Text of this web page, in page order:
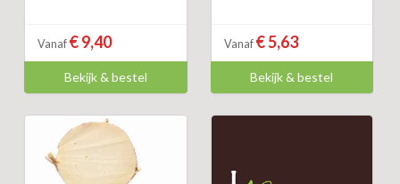
Vanaf € 9,40
Bekijk & bestel
Vanaf € 5,63
Bekijk & bestel